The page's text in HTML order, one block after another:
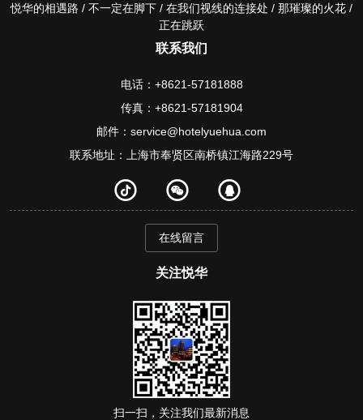
悦华的相遇路 / 不一定在脚下 / 在我们视线的连接处 / 那璀璨的火花 /
正在跳跃
联系我们
电话：+8621-57181888
传真：+8621-57181904
邮件：service@hotelyuehua.com
联系地址：上海市奉贤区南桥镇江海路229号
在线留言
关注悦华
扫一扫，关注我们最新消息